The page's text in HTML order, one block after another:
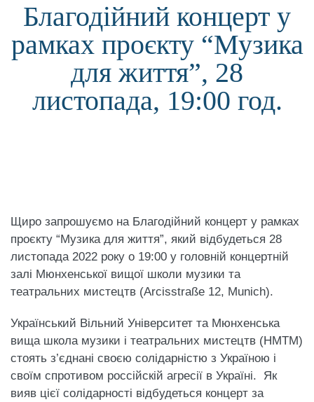
Благодійний концерт у
рамках проєкту “Музика
для життя”, 28
листопада, 19:00 год.
Щиро запрошуємо на Благодійний концерт у рамках
проєкту “Музика для життя”, який відбудеться 28
листопада 2022 року о 19:00 у головній концертній
залі Мюнхенської вищої школи музики та
театральних мистецтв (Arcisstraße 12, Munich).
Український Вільний Університет та Мюнхенська
вища школа музики і театральних мистецтв (HMTM)
стоять з’єднані своєю солідарністю з Україною і
своїм спротивом россійскій агресії в Україні. Як
вияв цієї солідарності відбудеться концерт за